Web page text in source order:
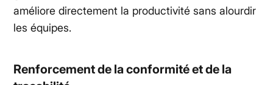
améliore directement la productivité sans alourdir
les équipes.
Renforcement de la conformité et de la